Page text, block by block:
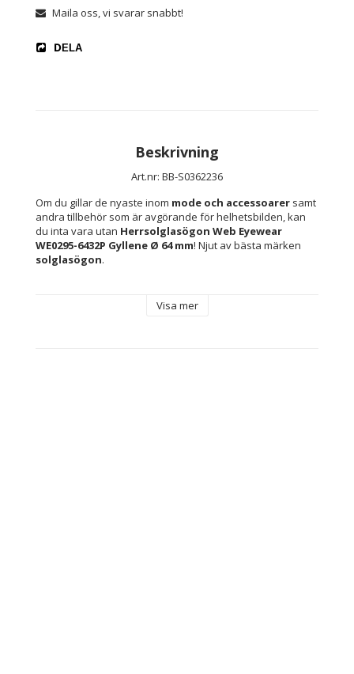
Maila oss, vi svarar snabbt!
DELA
Beskrivning
Art.nr: BB-S0362236
Om du gillar de nyaste inom mode och accessoarer samt
andra tillbehör som är avgörande för helhetsbilden, kan
du inta vara utan Herrsolglasögon Web Eyewear
WE0295-6432P Gyllene Ø 64 mm
solglasögon.
Skydd: Skyddar mot 100 % av UV-strålarna (UV400)
Visa mer